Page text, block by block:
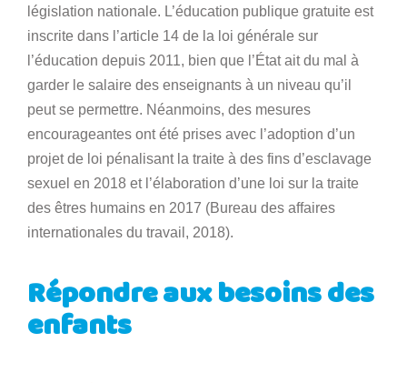
législation nationale. L’éducation publique gratuite est
inscrite dans l’article 14 de la loi générale sur
l’éducation depuis 2011, bien que l’État ait du mal à
garder le salaire des enseignants à un niveau qu’il
peut se permettre. Néanmoins, des mesures
encourageantes ont été prises avec l’adoption d’un
projet de loi pénalisant la traite à des fins d’esclavage
sexuel en 2018 et l’élaboration d’une loi sur la traite
des êtres humains en 2017 (Bureau des affaires
internationales du travail, 2018).
Répondre aux besoins des
enfants